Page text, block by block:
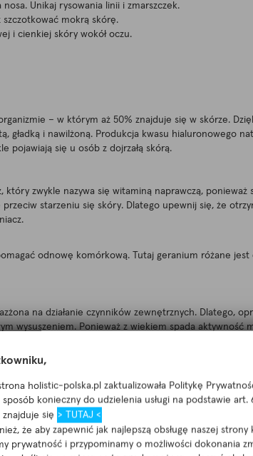
holistic-polska.pl zaktualizowała Politykę
sposób konieczny do udzielenia usługi na podstawie art.
się > TUTAJ <
że aby zapewnić jak najlepszą obsługę naszej strony
prywatność i przypominamy o możliwości dokonania
Unikaj rysowania linii i zmarszczek.
mokrą skórę.
i cienkiej skóry wokół oczu.
– w którym aż 50% znajduje się w skórze.
gładką i nawilżoną. Produkcja kwasu hialuronowego
pojawiają się u osób z dojrzałą skórą.
zwykle nazywa się witaminą naprawczą,
przeciw starzeniu się skóry. Dlatego upewnij się, że
odnowę komórkową. Tutaj geranium różane
na działanie czynników zewnętrznych. Dlatego,
wysuszeniem. Ponieważ z wiekiem spada
w godzinach największego nasłonecznienia
zapominać o dodatkowej warstwie tłustego